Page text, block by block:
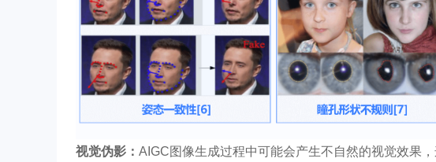
视觉伪影： AIGC图像生成过程中可能会产生不自然的视觉效果